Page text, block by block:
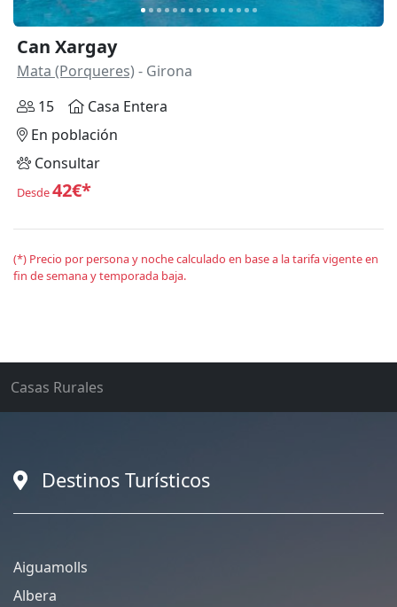
Can Xargay
Mata (Porqueres) - Girona
15
Casa Entera
En población
Consultar
Desde42€*
(*) Precio por persona y noche calculado en base a la tarifa vigente en
fin de semana y temporada baja.
Casas Rurales
Destinos Turísticos
Aiguamolls
Albera